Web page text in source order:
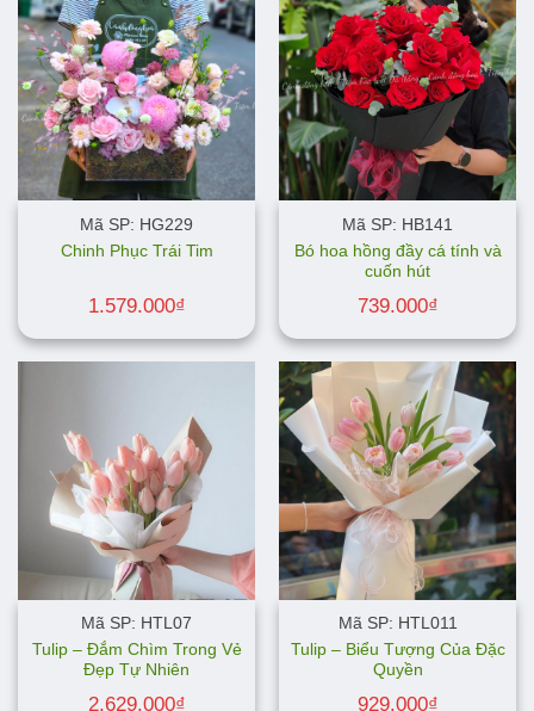
Mã SP: HG229
Chinh Phục Trái Tim
1.579.000₫
Mã SP: HB141
Bó hoa hồng đầy cá tính và
cuốn hút
739.000₫
Mã SP: HTL07
Tulip – Đắm Chìm Trong Vẻ
Đẹp Tự Nhiên
2.629.000₫
Mã SP: HTL011
Tulip – Biểu Tượng Của Đặc
Quyền
929.000₫